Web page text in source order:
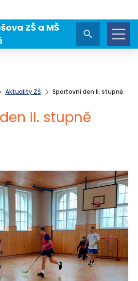
ZŠ a MŠ
Aktuality ZŠ Sportovní den II. stupně
II. stupně